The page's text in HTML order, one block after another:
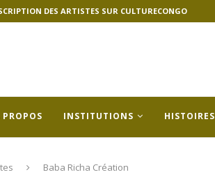
DES ARTISTES SUR CULTURECONGO
PROPOS INSTITUTIONS HISTOIRES
Baba Richa Création